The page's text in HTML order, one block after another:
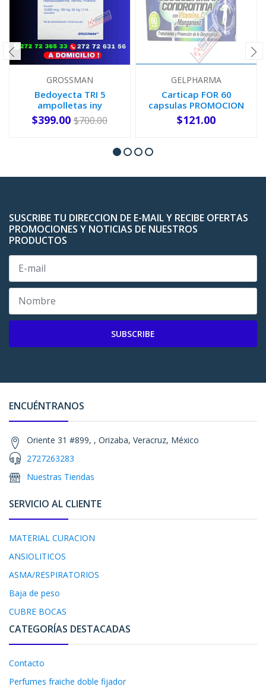
GROSSMAN
Bedoyecta TRI 5
ampolletas iny
+
$399.00 $700.00
GELPHARMA
Carticap FOR 60
capsulas PROMOCION
AGOTADO
$121.00
SUSCRIBE TU DIRECCION DE E-MAIL Y RECIBE OFERTAS
PROMOCIONES Y NOTICIAS DE NUESTROS
PRODUCTOS
SUBSCRIBE
ENCUÉNTRANOS
Oriente 31 #899, , Orizaba, Veracruz, México
2727263283
Nuestras Tiendas
SERVICIO AL CLIENTE
MATERIAL CURACION
ANSIOLITICOS
ASMA/RESPIRATORIOS
Baja de peso
CUBRE BOCAS
CATEGORÍAS DESTACADAS
Contacto
Perfumes fraiche doble fijador